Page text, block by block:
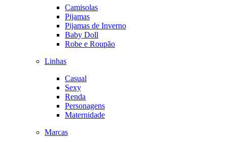
Camisolas
Pijamas
Pijamas de Inverno
Baby Doll
Robe e Roupão
Linhas
Casual
Sexy
Renda
Personagens
Maternidade
Marcas